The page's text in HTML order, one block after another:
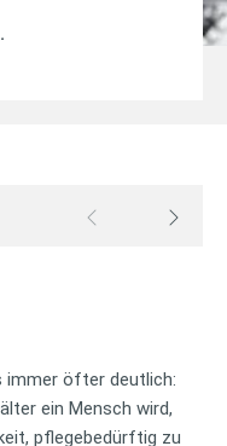
.
immer öfter deutlich:
ein Mensch wird,
pflegebedürftig zu